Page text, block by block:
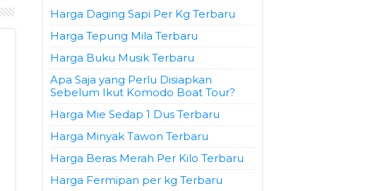
Harga Daging Sapi Per Kg Terbaru
Harga Tepung Mila Terbaru
Harga Buku Musik Terbaru
Apa Saja yang Perlu Disiapkan
Sebelum Ikut Komodo Boat Tour?
Harga Mie Sedap 1 Dus Terbaru
Harga Minyak Tawon Terbaru
Harga Beras Merah Per Kilo Terbaru
Harga Fermipan per kg Terbaru